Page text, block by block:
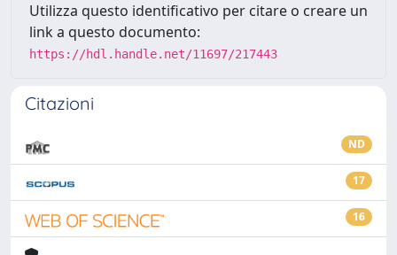
Utilizza questo identificativo per citare o creare un
link a questo documento:
https://hdl.handle.net/11697/217443
Citazioni
ND
17
16